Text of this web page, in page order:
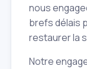
nous
brefs délais
restaurer la
Notre